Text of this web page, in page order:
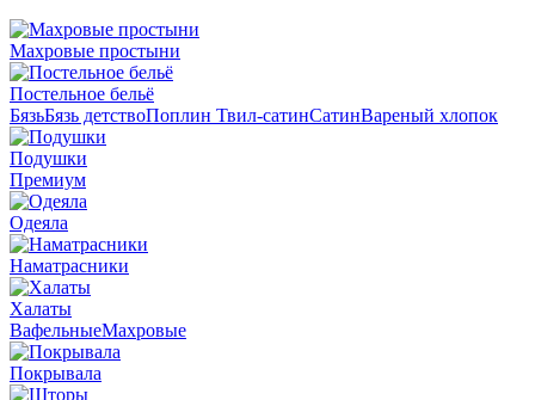
Махровые простыни
Постельное бельё
БязьБязь детствоПоплин Твил-сатинСатинВареный хлопок
Подушки
Премиум
Одеяла
Наматрасники
Халаты
ВафельныеМахровые
Покрывала